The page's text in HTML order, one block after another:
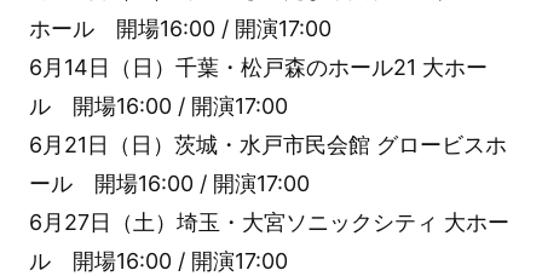
ホール 開場16:00 / 開演17:00
6月14日（日）千葉・松戸森のホール21 大ホー
ル 開場16:00 / 開演17:00
6月21日（日）茨城・水戸市民会館 グロービスホ
ール 開場16:00 / 開演17:00
6月27日（土）埼玉・大宮ソニックシティ 大ホー
ル 開場16:00 / 開演17:00